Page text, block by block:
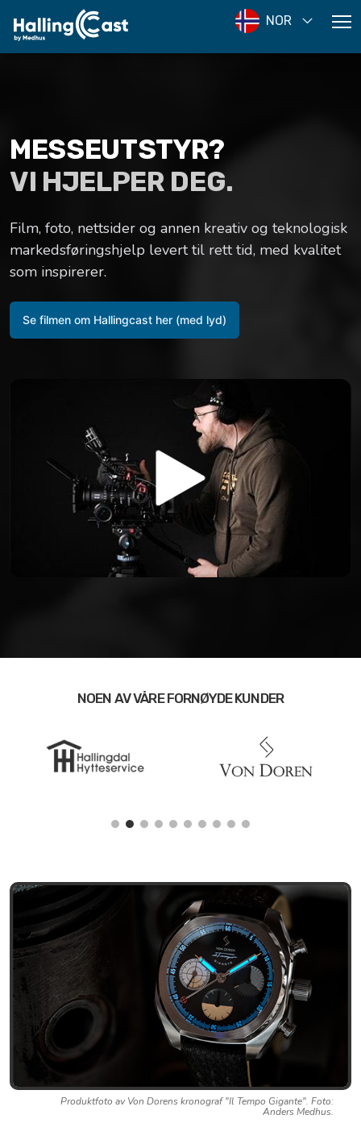
NOR
MESSEUTSTYR?
VI HJELPER DEG.
Film, foto, nettsider og annen kreativ og teknologisk
markedsføringshjelp levert til rett tid, med kvalitet
som inspirerer.
Se filmen om Hallingcast her (med lyd)
NOEN AV VÅRE FORNØYDE KUNDER
Produktfoto av Von Dorens kronograf "Il Tempo Gigante". Foto:
Anders Medhus.